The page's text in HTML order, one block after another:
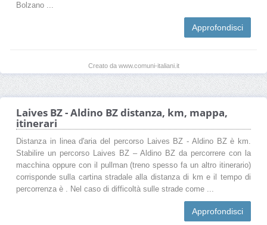
Bolzano ...
Approfondisci
Creato da www.comuni-italiani.it
Laives BZ - Aldino BZ distanza, km, mappa,
itinerari
Distanza in linea d'aria del percorso Laives BZ - Aldino BZ è km.
Stabilire un percorso Laives BZ – Aldino BZ da percorrere con la
macchina oppure con il pullman (treno spesso fa un altro itinerario)
corrisponde sulla cartina stradale alla distanza di km e il tempo di
percorrenza è . Nel caso di difficoltà sulle strade come ...
Approfondisci